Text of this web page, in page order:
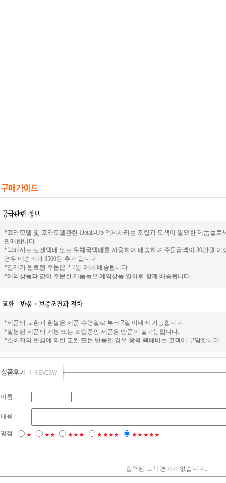
*프라모델 및 프라모델관련 Detail-Up 엑세사리는 조립과 도색이 필요한 제품들로
판매합니다.
*택배사는 로젠택배 또는 우체국택배를 사용하여 배송하며.주문금액이 30만원 이
경우 배송비가 3500원 추가 됩니다.
*결제가 완료된 주문은 2-7일 이내 배송됩니다.
*예약상품과 같이 주문한 제품들은 예약상품 입하후 함께 배송됩니다.
*제품의 교환과 환불은 제품 수령일로 부터 7일 이내에 가능합니다.
*밀봉된 제품의 개봉 또는 조립중인 제품은 반품이 불가능합니다.
*소비자의 변심에 의한 교환 또는 반품인 경우 왕복 택배비는 고객이 부담합니다.
이름 :
내용 :
평점 ★ ★★ ★★★ ★★★★ ★★★★★
입력된 고객 평가가 없습니다.